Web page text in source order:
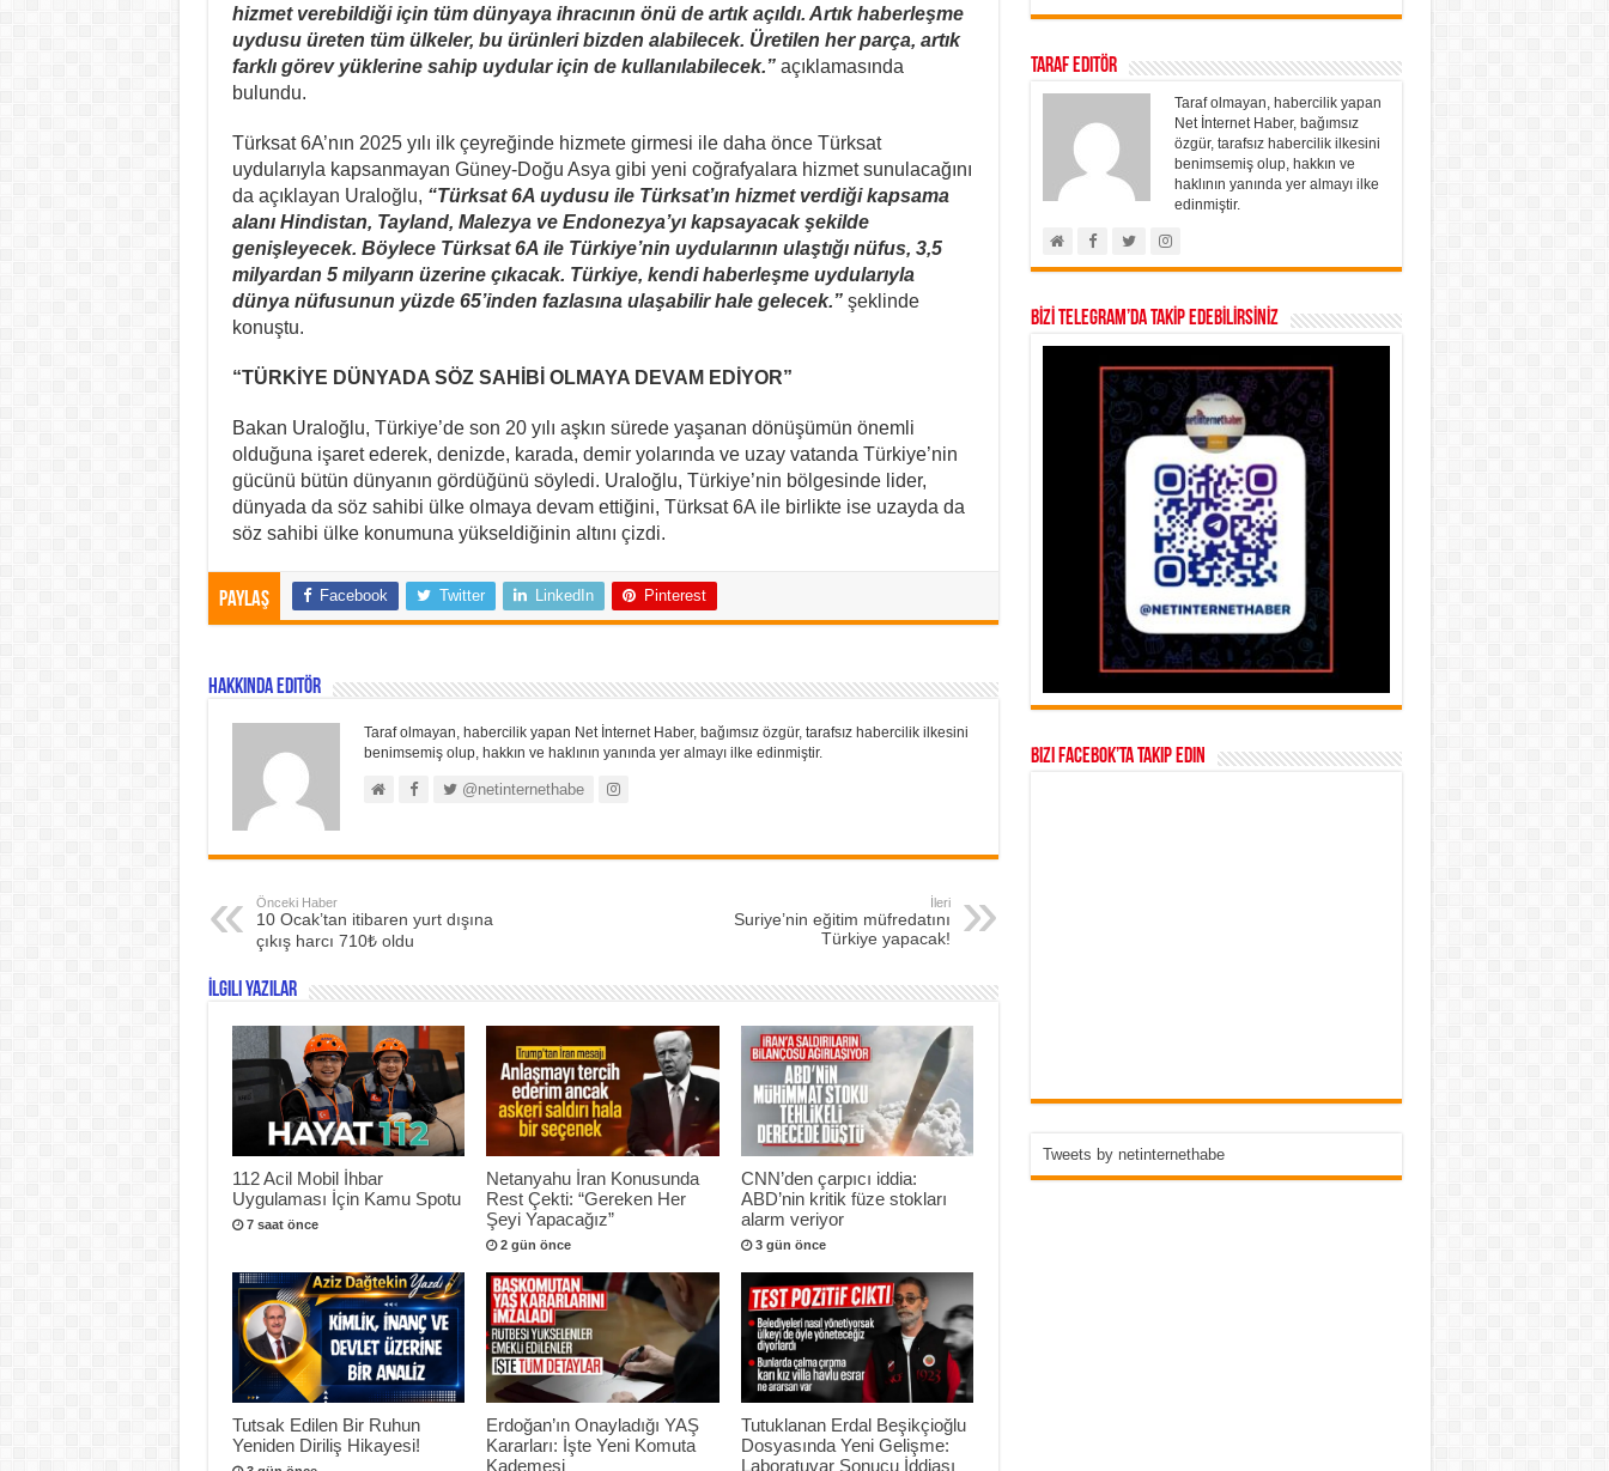
hizmet verebildiği için tüm dünyaya ihracının önü de artık açıldı. Artık haberleşme
uydusu üreten tüm ülkeler, bu ürünleri bizden alabilecek. Üretilen her parça, artık
farklı görev yüklerine sahip uydular için de kullanılabilecek.”açıklamasında
bulundu.
Türksat 6A’nın 2025 yılı ilk çeyreğinde hizmete girmesi ile daha önce Türksat
uydularıyla kapsanmayan Güney-Doğu Asya gibi yeni coğrafyalara hizmet sunulacağını
da açıklayan Uraloğlu, “Türksat 6A uydusu ile Türksat’ın hizmet verdiği kapsama
alanı Hindistan, Tayland, Malezya ve Endonezya’yı kapsayacak şekilde
genişleyecek. Böylece Türksat 6A ile Türkiye’nin uydularının ulaştığı nüfus, 3,5
milyardan 5 milyarın üzerine çıkacak. Türkiye, kendi haberleşme uydularıyla
dünya nüfusunun yüzde 65’inden fazlasına ulaşabilir hale gelecek.” şeklinde
konuştu.
“TÜRKİYE DÜNYADA SÖZ SAHİBİ OLMAYA DEVAM EDİYOR”
Bakan Uraloğlu, Türkiye’de son 20 yılı aşkın sürede yaşanan dönüşümün önemli
olduğuna işaret ederek, denizde, karada, demir yolarında ve uzay vatanda Türkiye’nin
gücünü bütün dünyanın gördüğünü söyledi. Uraloğlu, Türkiye’nin bölgesinde lider,
dünyada da söz sahibi ülke olmaya devam ettiğini, Türksat 6A ile birlikte ise uzayda da
söz sahibi ülke konumuna yükseldiğinin altını çizdi.
Paylaş Facebook Twitter LinkedIn Pinterest
Hakkında Editör
Taraf olmayan, habercilik yapan Net İnternet Haber, bağımsız özgür, tarafsız habercilik ilkesini
benimsemiş olup, hakkın ve haklının yanında yer almayı ilke edinmiştir.
@netinternethabe
Önceki Haber
10 Ocak’tan itibaren yurt dışına
çıkış harcı 710₺ oldu
İleri
Suriye’nin eğitim müfredatını
Türkiye yapacak!
İlgili Yazılar
112 Acil Mobil İhbar
Uygulaması İçin Kamu Spotu
7 saat önce
Netanyahu İran Konusunda
Rest Çekti: “Gereken Her
Şeyi Yapacağız”
2 gün önce
CNN’den çarpıcı iddia:
ABD’nin kritik füze stokları
alarm veriyor
3 gün önce
Tutsak Edilen Bir Ruhun
Yeniden Diriliş Hikayesi!
Erdoğan’ın Onayladığı YAŞ
Kararları: İşte Yeni Komuta
Kademesi
Tutuklanan Erdal Beşikçioğlu
Dosyasında Yeni Gelişme:
Laboratuvar Sonucu İddiası
Taraf Editör
Taraf olmayan, habercilik yapan
Net İnternet Haber, bağımsız
özgür, tarafsız habercilik ilkesini
benimsemiş olup, hakkın ve
haklının yanında yer almayı ilke
edinmiştir.
BİZİ TELEGRAM’DA TAKİP EDEBİLİRSİNİZ
Bizi Facebok’ta takip edin
Tweets by netinternethabe